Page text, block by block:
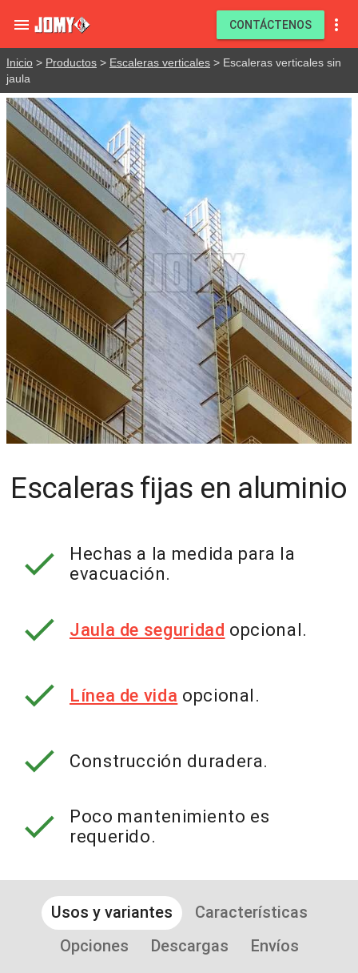
 CONTÁCTENOS 
Inicio > Productos > Escaleras verticales > Escaleras verticales sin
jaula
Escaleras fijas en aluminio
check
Hechas a la medida para la
evacuación.
check Jaula de seguridad opcional.
check Línea de vida opcional.
check Construcción duradera.
check
Poco mantenimiento es
requerido.
Usos y variantes
Características
Opciones
Descargas Envíos